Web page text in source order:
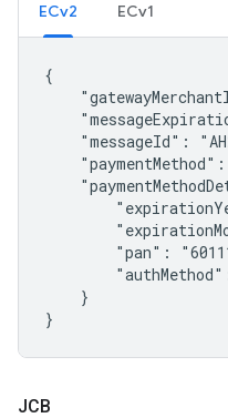
ECv2 ECv1
{
"messageId":
"paymentMethod":
"pan":
    }
}
JCB